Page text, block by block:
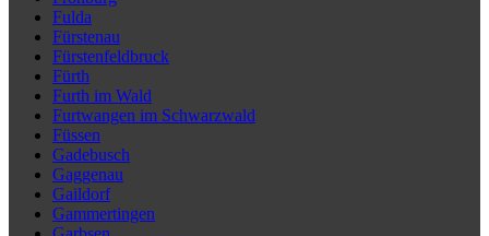
Fulda
Fürstenau
Fürstenfeldbruck
Fürth
Furth im Wald
Furtwangen im Schwarzwald
Füssen
Gadebusch
Gaggenau
Gaildorf
Gammertingen